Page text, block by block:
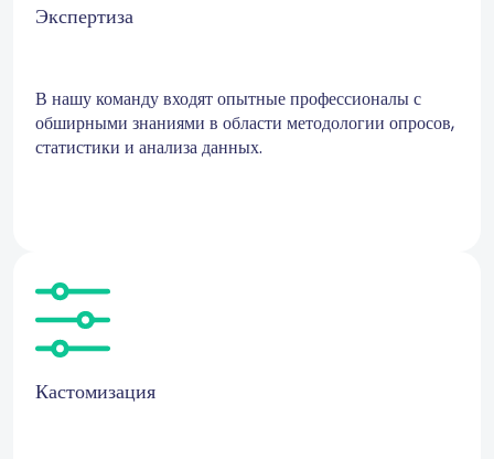
Экспертиза
В нашу команду входят опытные профессионалы с
обширными знаниями в области методологии опросов,
статистики и анализа данных.
Кастомизация